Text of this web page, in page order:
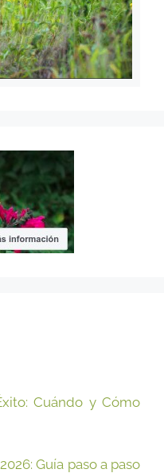
Cuándo y Cómo
Guía paso a paso